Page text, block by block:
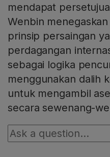
mendapat
Wenbin
prinsip persaingan
perdagangan
sebagai logika
menggunakan dalih
untuk mengambil
secara sewenang-